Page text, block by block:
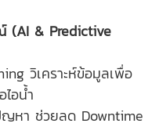
(AI & Predictive
เคราะห์ข้อมูลเพื่อ
อน้ำ
ช่วยลด Downtime